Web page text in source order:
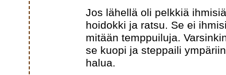
Jos lähellä oli pelkkiä
hoidokki ja ratsu. Se ei
mitään temppuiluja.
se kuopi ja steppaili
halua.